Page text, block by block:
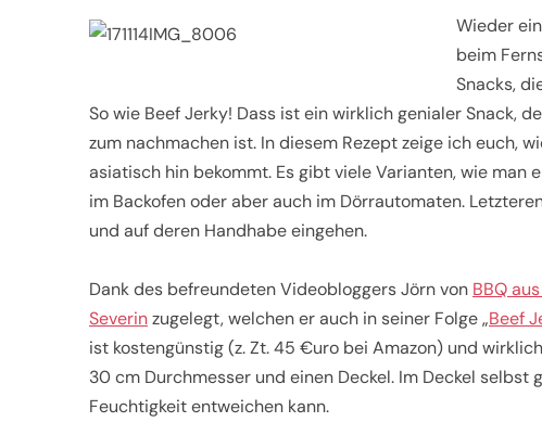
Wieder
beim
Snacks,
So wie Beef Jerky! Dass ist ein wirklich genialer Snack,
zum nachmachen ist. In diesem Rezept zeige ich euch,
asiatisch hin bekommt. Es gibt viele Varianten, wie man
im Backofen oder aber auch im Dörrautomaten.
und auf deren Handhabe eingehen.
Dank des befreundeten Videobloggers Jörn von BBQ
Severinzugelegt, welchen er auch in seiner Folge „Beef
ist kostengünstig (z. Zt. 45 €uro bei Amazon) und
30 cm Durchmesser und einen Deckel. Im Deckel selbst
Feuchtigkeit entweichen kann.